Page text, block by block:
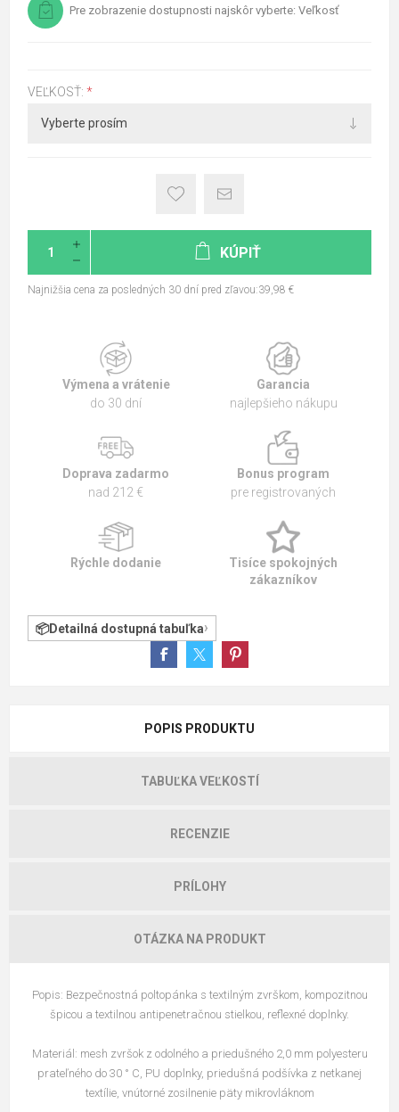
Pre zobrazenie dostupnosti najskôr vyberte: Veľkosť
VEĽKOSŤ: *
KÚPIŤ
Najnižšia cena za posledných 30 dní pred zľavou:39,98 €
Výmena a vrátenie
do 30 dní
Garancia
najlepšieho nákupu
Doprava zadarmo
nad 212 €
Bonus program
pre registrovaných
Rýchle dodanie
Tisíce spokojných
zákazníkov
Detailná dostupná tabuľka
POPIS PRODUKTU
TABUĽKA VEĽKOSTÍ
RECENZIE
PRÍLOHY
OTÁZKA NA PRODUKT
Popis: Bezpečnostná poltopánka s textilným zvrškom, kompozitnou
špicou a textilnou antipenetračnou stielkou, reflexné doplnky.
Materiál: mesh zvršok z odolného a priedušného 2,0 mm polyesteru
prateľného do 30 ° C, PU doplnky, priedušná podšívka z netkanej
textílie, vnútorné zosilnenie päty mikrovláknom